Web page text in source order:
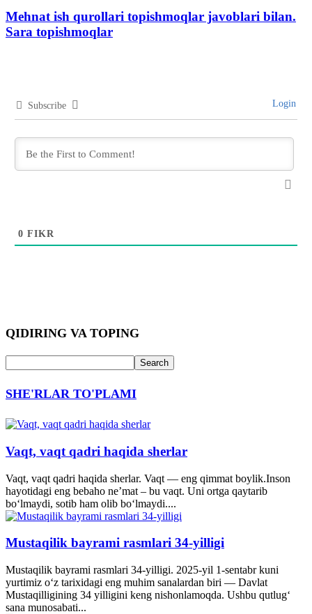
Mehnat ish qurollari topishmoqlar javoblari bilan.
Sara topishmoqlar
Subscribe Login
0 FIKR
QIDIRING VA TOPING
SHE'RLAR TO'PLAMI
Vaqt, vaqt qadri haqida sherlar
Vaqt, vaqt qadri haqida sherlar. Vaqt — eng qimmat boylik.Inson
hayotidagi eng bebaho ne’mat – bu vaqt. Uni ortga qaytarib
bo‘lmaydi, sotib ham olib bo‘lmaydi....
Mustaqilik bayrami rasmlari 34-yilligi
Mustaqilik bayrami rasmlari 34-yilligi. 2025-yil 1-sentabr kuni
yurtimiz o‘z tarixidagi eng muhim sanalardan biri — Davlat
Mustaqilligining 34 yilligini keng nishonlamoqda. Ushbu qutlug‘
sana munosabati...